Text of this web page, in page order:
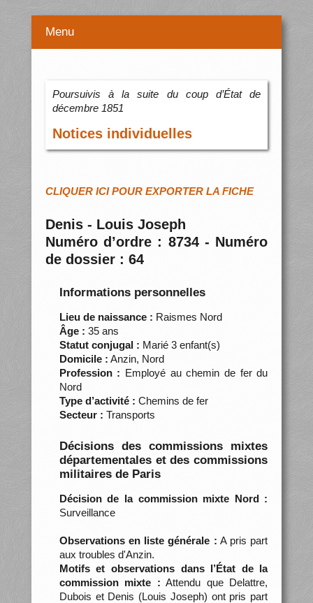
Menu
Poursuivis à la suite du coup d’État de
décembre 1851
Notices individuelles
CLIQUER ICI POUR EXPORTER LA FICHE
Denis - Louis Joseph
Numéro d’ordre : 8734 - Numéro
de dossier : 64
Informations personnelles
Lieu de naissance : Raismes Nord
Âge : 35 ans
Statut conjugal : Marié 3 enfant(s)
Domicile : Anzin, Nord
Profession : Employé au chemin de fer du
Nord
Type d’activité : Chemins de fer
Secteur : Transports
Décisions des commissions mixtes
départementales et des commissions
militaires de Paris
Décision de la commission mixte Nord :
Surveillance
Observations en liste générale : A pris part
aux troubles d'Anzin.
Motifs et observations dans l’État de la
commission mixte : Attendu que Delattre,
Dubois et Denis (Louis Joseph) ont pris part